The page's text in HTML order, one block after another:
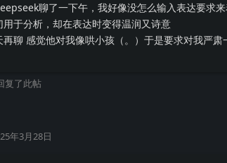
聊了一下午，我好像没怎么输入表达要求
用于分析，却在表达时变得温润又诗意
聊 感觉他对我像哄小孩（。）于是要求对我严肃
复了此帖
年3月28日